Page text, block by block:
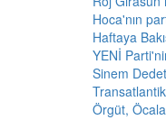
Hoca'nın
Haftaya
YENİ
Sinem
Örgüt,